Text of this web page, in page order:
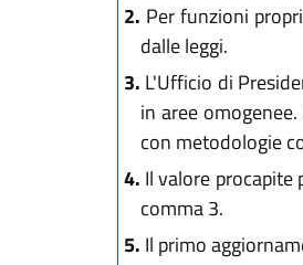
2. Per funzioni
dalle leggi.
3. L'Ufficio di
in aree
con metodologie
4. Il valore procapite
comma 3.
5. Il primo